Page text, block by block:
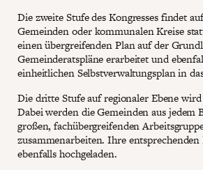
Die zweite Stufe des Kongresses findet
Gemeinden oder kommunalen Kreise
einen übergreifenden Plan auf der
Gemeinderatspläne erarbeitet und
einheitlichen Selbstverwaltungsplan in
Die dritte Stufe auf regionaler Ebene
Dabei werden die Gemeinden aus jedem
großen, fachübergreifenden
zusammenarbeiten. Ihre
ebenfalls hochgeladen.